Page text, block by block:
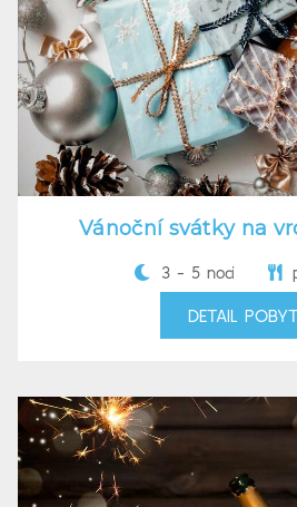
Vánoční svátky na
3 - 5 nocí
DETAIL